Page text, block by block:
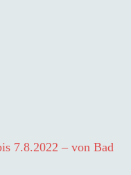
7.8.2022 – von Bad